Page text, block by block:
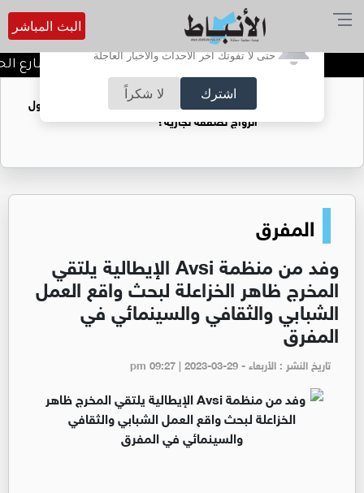
أترغب في تفعيل الإشعارات؟
حتى لا تفوتك آخر الأحداث والأخبار العاجلة
اشترك لا شكراً
البث المباشر
توقيف شبكات دعارة في شارع
فتيات يستغللنه لتحقيق مكاسب مادية.. هل تحول
الزواج لصفقة تجارية؟
المفرق
وفد من منظمة Avsi الإيطالية يلتقي
المخرج ظاهر الخزاعلة لبحث واقع العمل
الشبابي والثقافي والسينمائي في
المفرق
تاريخ النشر : الأربعاء - pm 09:27 | 2023-03-29